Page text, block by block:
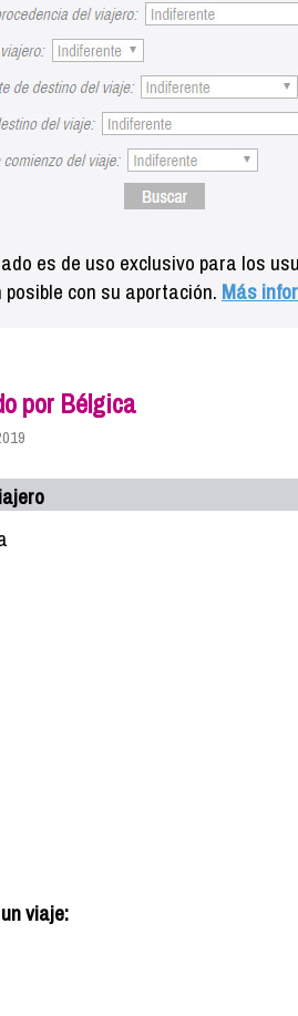
es de uso exclusivo para los
posible con su aportación. Más
por Bélgica
viaje: